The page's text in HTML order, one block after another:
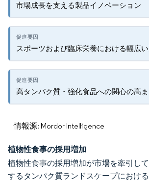
市場成長を支える製品イノベーション
スポーツおよび臨床栄養における幅広
高タンパク質・強化食品への関心の高ま
情報源: Mordor Intelligence
植物性食事の採用増加
植物性食事の採用増加が市場を牽引し
するタンパク質ランドスケープにおけ